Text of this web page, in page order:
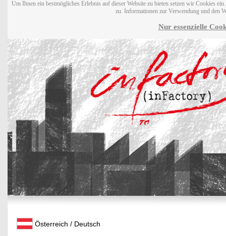
Um Ihnen ein bestmögliches Erlebnis auf dieser Website zu bieten setzen wir Cookies
zu. Informationen zur Verwendung und den
Nur essenzielle
Österreich / Deutsch